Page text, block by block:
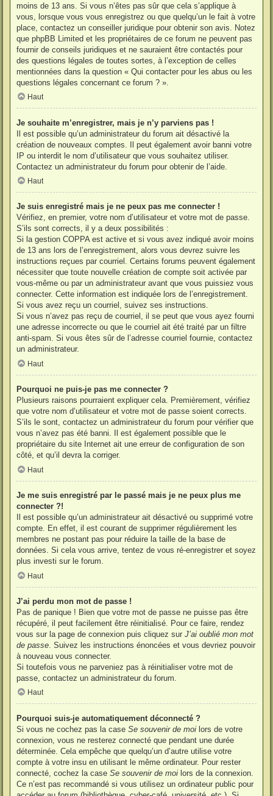
moins de 13 ans. Si vous n’êtes pas sûr que cela s’applique à
vous, lorsque vous vous enregistrez ou que quelqu’un le fait à votre
place, contactez un conseiller juridique pour obtenir son avis. Notez
que phpBB Limited et les propriétaires de ce forum ne peuvent pas
fournir de conseils juridiques et ne sauraient être contactés pour
des questions légales de toutes sortes, à l’exception de celles
mentionnées dans la question « Qui contacter pour les abus ou les
questions légales concernant ce forum ? ».
Haut
Je souhaite m’enregistrer, mais je n’y parviens pas !
Il est possible qu’un administrateur du forum ait désactivé la
création de nouveaux comptes. Il peut également avoir banni votre
IP ou interdit le nom d’utilisateur que vous souhaitez utiliser.
Contactez un administrateur du forum pour obtenir de l’aide.
Haut
Je suis enregistré mais je ne peux pas me connecter !
Vérifiez, en premier, votre nom d’utilisateur et votre mot de passe.
S’ils sont corrects, il y a deux possibilités :
Si la gestion COPPA est active et si vous avez indiqué avoir moins
de 13 ans lors de l’enregistrement, alors vous devrez suivre les
instructions reçues par courriel. Certains forums peuvent également
nécessiter que toute nouvelle création de compte soit activée par
vous-même ou par un administrateur avant que vous puissiez vous
connecter. Cette information est indiquée lors de l’enregistrement.
Si vous avez reçu un courriel, suivez ses instructions.
Si vous n’avez pas reçu de courriel, il se peut que vous ayez fourni
une adresse incorrecte ou que le courriel ait été traité par un filtre
anti-spam. Si vous êtes sûr de l’adresse courriel fournie, contactez
un administrateur.
Haut
Pourquoi ne puis-je pas me connecter ?
Plusieurs raisons pourraient expliquer cela. Premièrement, vérifiez
que votre nom d’utilisateur et votre mot de passe soient corrects.
S’ils le sont, contactez un administrateur du forum pour vérifier que
vous n’avez pas été banni. Il est également possible que le
propriétaire du site Internet ait une erreur de configuration de son
côté, et qu’il devra la corriger.
Haut
Je me suis enregistré par le passé mais je ne peux plus me
connecter ?!
Il est possible qu’un administrateur ait désactivé ou supprimé votre
compte. En effet, il est courant de supprimer régulièrement les
membres ne postant pas pour réduire la taille de la base de
données. Si cela vous arrive, tentez de vous ré-enregistrer et soyez
plus investi sur le forum.
Haut
J’ai perdu mon mot de passe !
Pas de panique ! Bien que votre mot de passe ne puisse pas être
récupéré, il peut facilement être réinitialisé. Pour ce faire, rendez
vous sur la page de connexion puis cliquez sur J’ai oublié mon mot
de passe . Suivez les instructions énoncées et vous devriez pouvoir
à nouveau vous connecter.
Si toutefois vous ne parveniez pas à réinitialiser votre mot de
passe, contactez un administrateur du forum.
Haut
Pourquoi suis-je automatiquement déconnecté ?
Si vous ne cochez pas la case Se souvenir de moi lors de votre
connexion, vous ne resterez connecté que pendant une durée
déterminée. Cela empêche que quelqu’un d’autre utilise votre
compte à votre insu en utilisant le même ordinateur. Pour rester
connecté, cochez la case Se souvenir de moi lors de la connexion.
Ce n’est pas recommandé si vous utilisez un ordinateur public pour